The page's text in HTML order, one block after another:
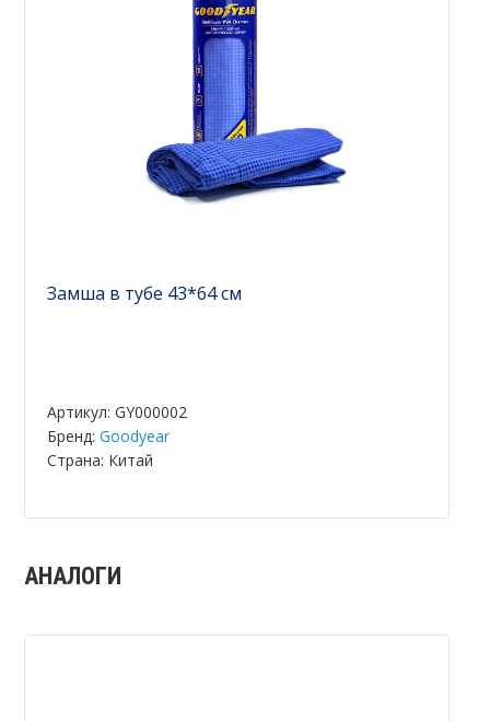
Замша в тубе 43*64 см
Артикул: GY000002
Бренд:Goodyear
Страна: Китай
АНАЛОГИ